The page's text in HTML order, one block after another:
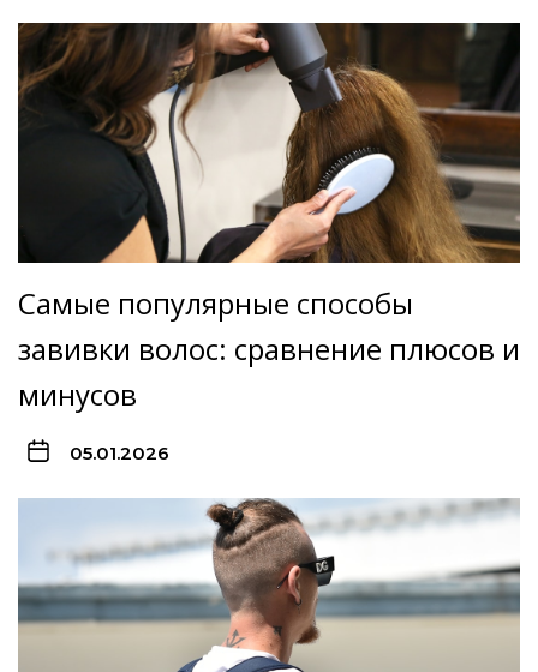
Самые популярные способы
завивки волос: сравнение плюсов и
минусов
05.01.2026